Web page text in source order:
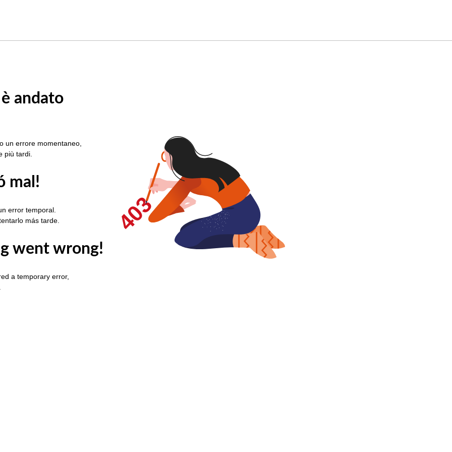
andato
un errore momentaneo,
più tardi.
mal!
error temporal.
más tarde.
went wrong!
a temporary error,
403